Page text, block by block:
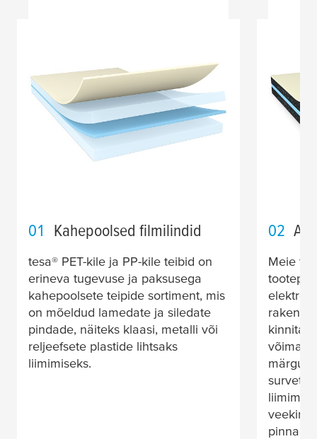
01 Kahepoolsed filmilindid
tesa® PET-kile ja PP-kile teibid on
erineva tugevuse ja paksusega
kahepoolsete teipide sortiment, mis
on mõeldud lamedate ja siledate
pindade, näiteks klaasi, metalli või
reljeefsete plastide lihtsaks
liimimiseks.
02
Meie